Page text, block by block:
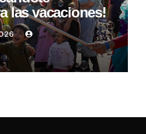
las vacaciones!